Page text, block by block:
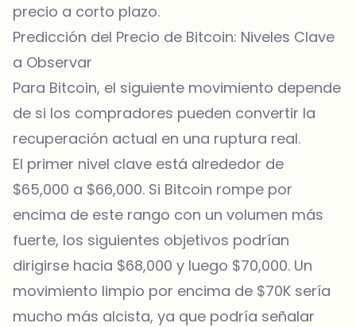
precio a corto plazo.
Predicción del Precio de Bitcoin: Niveles Clave
a Observar
Para Bitcoin, el siguiente movimiento depende
de si los compradores pueden convertir la
recuperación actual en una ruptura real.
El primer nivel clave está alrededor de
$65,000 a $66,000. Si Bitcoin rompe por
encima de este rango con un volumen más
fuerte, los siguientes objetivos podrían
dirigirse hacia $68,000 y luego $70,000. Un
movimiento limpio por encima de $70K sería
mucho más alcista, ya que podría señalar